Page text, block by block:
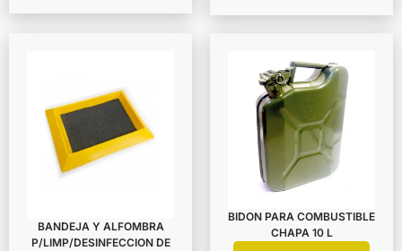
BANDEJA Y ALFOMBRA
P/LIMP/DESINFECCION DE
BIDON PARA COMBUSTIBLE
CHAPA 10 L